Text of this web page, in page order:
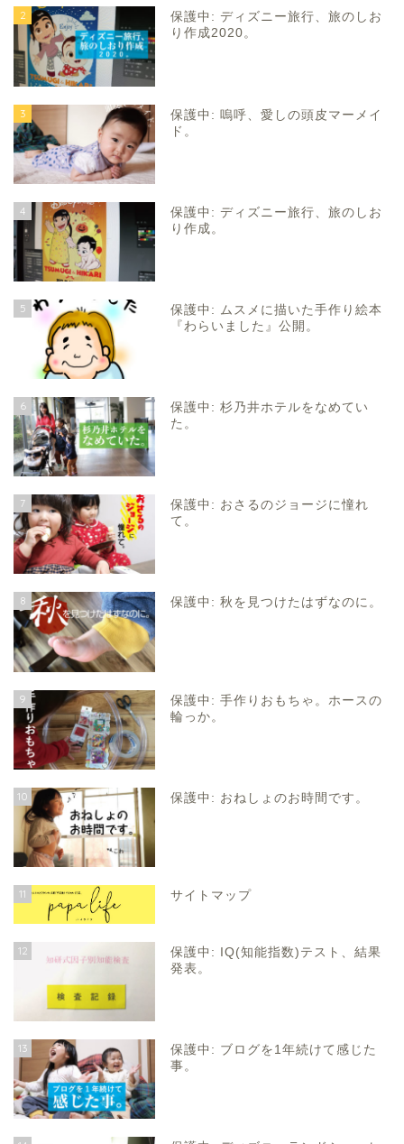
2
保護中: ディズニー旅行、旅のしお
り作成2020。
3
保護中: 嗚呼、愛しの頭皮マーメイ
ド。
4
保護中: ディズニー旅行、旅のしお
り作成。
5
保護中: ムスメに描いた手作り絵本
『わらいました』公開。
6
保護中: 杉乃井ホテルをなめてい
た。
7
保護中: おさるのジョージに憧れ
て。
8 保護中: 秋を見つけたはずなのに。
9
保護中: 手作りおもちゃ。ホースの
輪っか。
10 保護中: おねしょのお時間です。
11 サイトマップ
12
保護中: IQ(知能指数)テスト、結果
発表。
13
保護中: ブログを1年続けて感じた
事。